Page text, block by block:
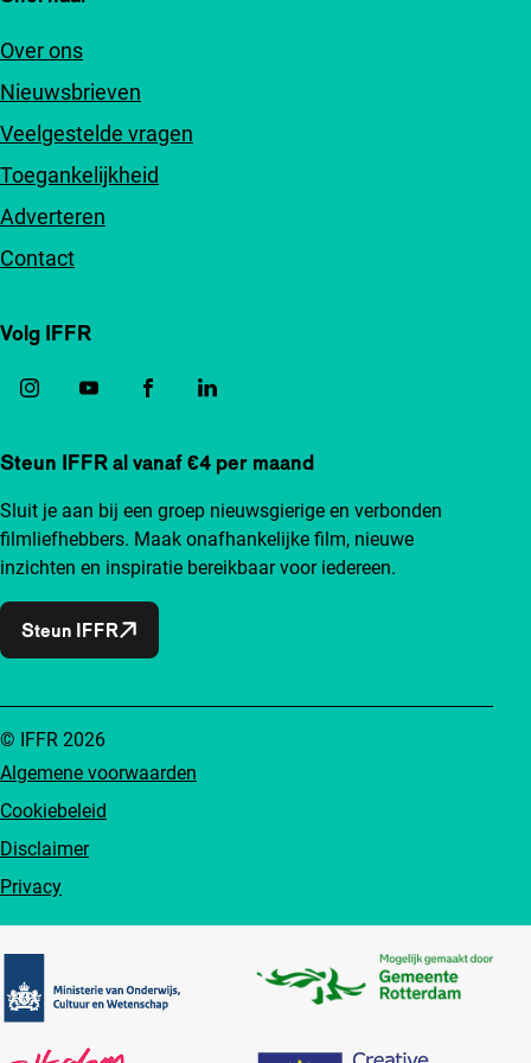
Over ons
Nieuwsbrieven
Veelgestelde vragen
Toegankelijkheid
Adverteren
Contact
Volg IFFR
Steun IFFR al vanaf €4 per maand
Sluit je aan bij een groep nieuwsgierige en verbonden
filmliefhebbers. Maak onafhankelijke film, nieuwe
inzichten en inspiratie bereikbaar voor iedereen.
Steun IFFR
Algemene voorwaarden
Cookiebeleid
Disclaimer
Privacy
© IFFR 2026